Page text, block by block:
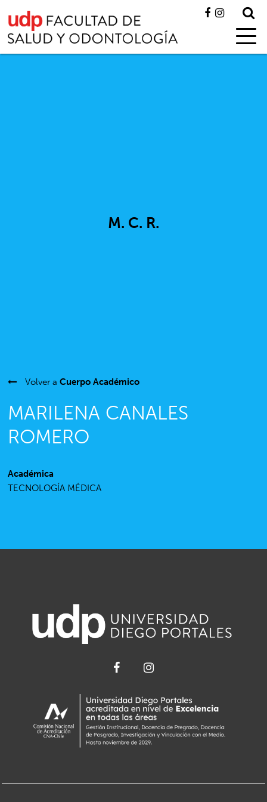
M. C. R.
Volver aCuerpo Académico
MARILENA CANALES
ROMERO
Académica
TECNOLOGÍA MÉDICA